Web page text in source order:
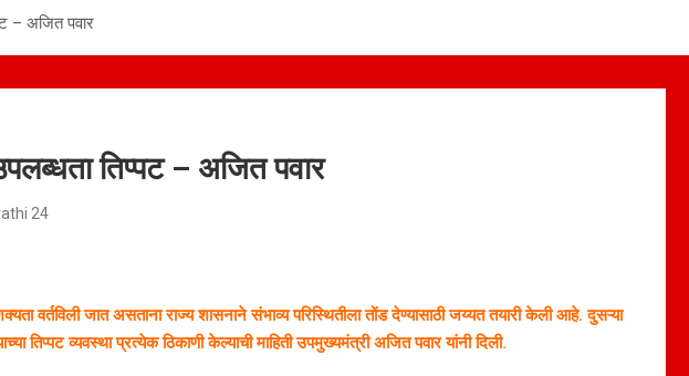
– अजित पवार
तिप्पट – अजित पवार
24
वर्तविली जात असताना राज्य शासनाने संभाव्य परिस्थितीला तोंड देण्यासाठी जय्यत तयारी केली आहे. दुसऱ्या
तिप्पट व्यवस्था प्रत्येक ठिकाणी केल्याची माहिती उपमुख्यमंत्री अजित पवार यांनी दिली.